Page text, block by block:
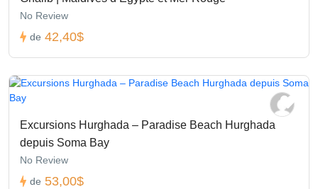
No Review
de 42,40$
Excursions Hurghada – Paradise Beach Hurghada
depuis Soma Bay
No Review
de 53,00$